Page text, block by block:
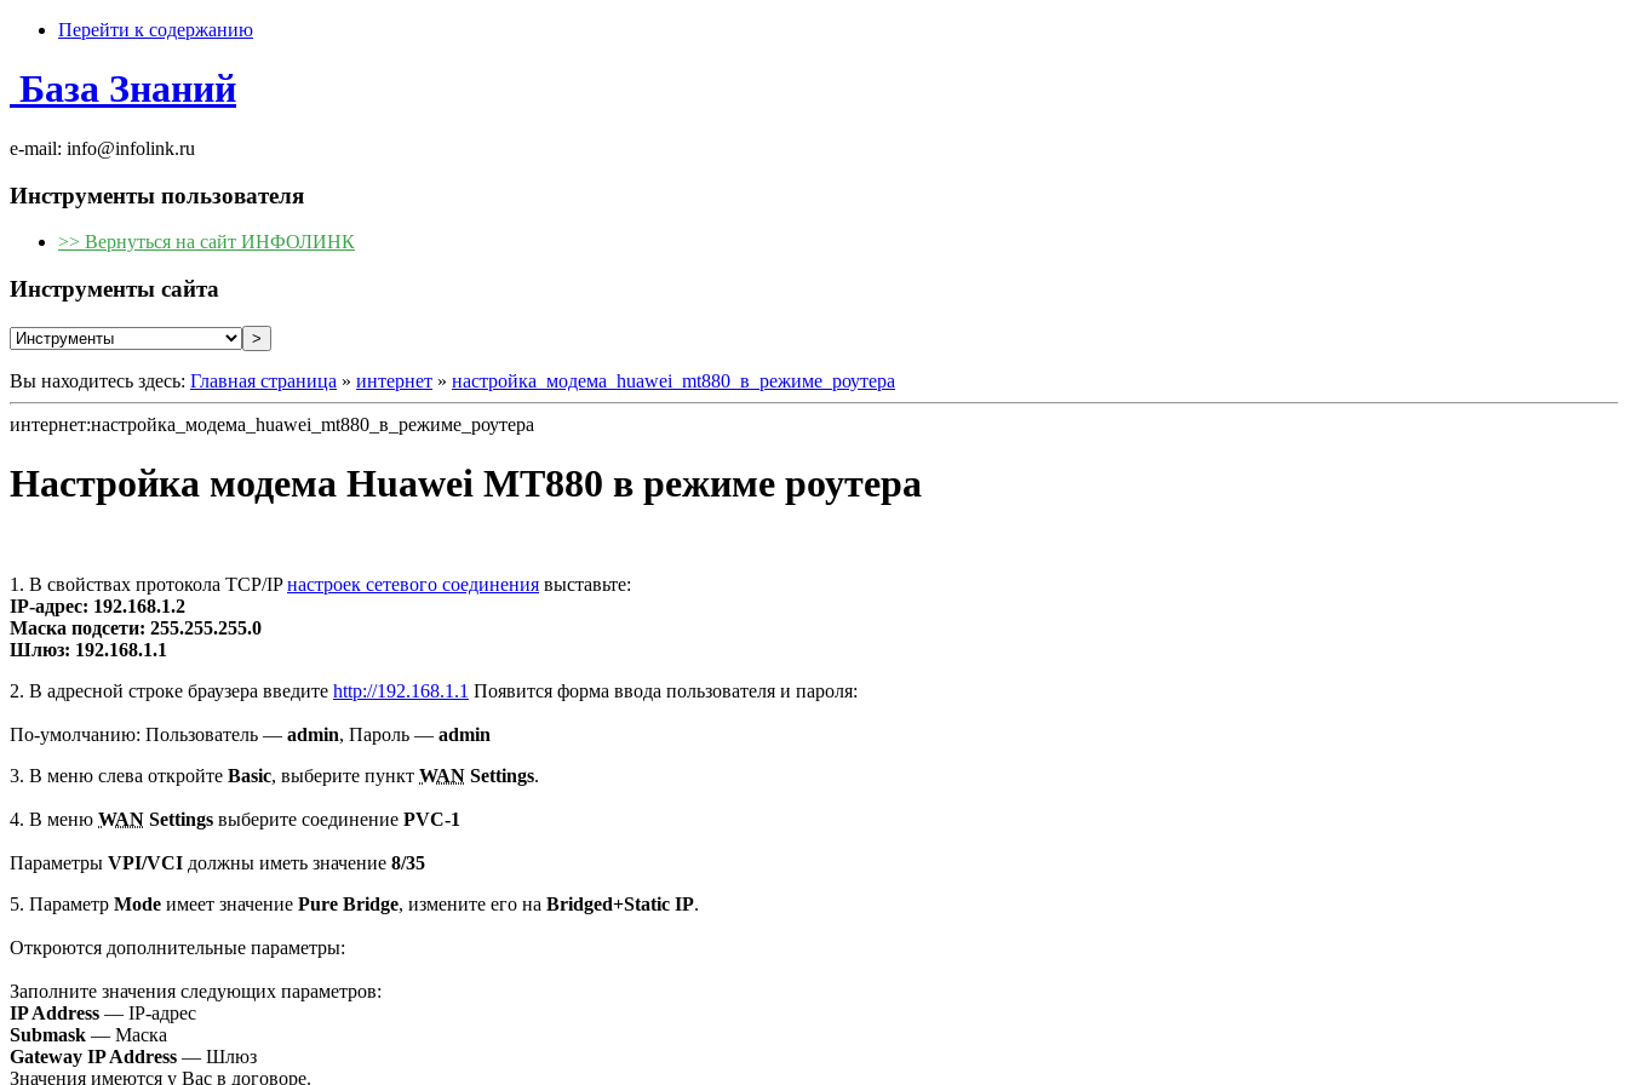
Перейти к содержанию
База Знаний
e-mail: info@infolink.ru
Инструменты пользователя
>> Вернуться на сайт ИНФОЛИНК
Инструменты сайта
Вы находитесь здесь: Главная страница » интернет » настройка_модема_huawei_mt880_в_режиме_роутера
интернет:настройка_модема_huawei_mt880_в_режиме_роутера
Настройка модема Huawei MT880 в режиме роутера
1. В свойствах протокола TCP/IPнастроек сетевого соединения выставьте:
IP-адрес: 192.168.1.2
Маска подсети: 255.255.255.0
Шлюз: 192.168.1.1
2. В адресной строке браузера введите http://192.168.1.1 Появится форма ввода пользователя и пароля:
По-умолчанию: Пользователь — admin, Пароль — admin
3. В меню слева откройте Basic, выберите пункт WAN Settings.
4. В меню WAN Settings выберите соединение PVC-1
Параметры VPI/VCI должны иметь значение 8/35
5. Параметр Mode имеет значение Pure Bridge, измените его на Bridged+Static IP.
Откроются дополнительные параметры:
Заполните значения следующих параметров:
IP Address — IP-адрес
Submask — Маска
Gateway IP Address — Шлюз
Значения имеются у Вас в договоре.